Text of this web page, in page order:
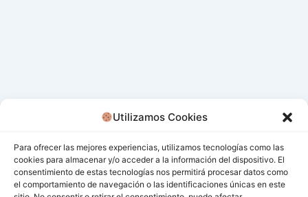
Utilizamos Cookies
Para ofrecer las mejores experiencias, utilizamos tecnologías como las
cookies para almacenar y/o acceder a la información del dispositivo. El
consentimiento de estas tecnologías nos permitirá procesar datos como
el comportamiento de navegación o las identificaciones únicas en este